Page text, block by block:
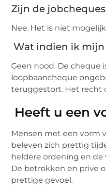
Zijn de
Nee. Het is niet
Wat indien ik
Geen nood. De cheque
loopbaancheque
teruggestort. Het recht
Heeft u een
Mensen met een vorm
beleven zich prettig
heldere ordening en de
De betrokken en prive
prettige gevoel.